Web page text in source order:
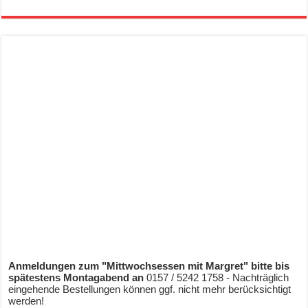
Anmeldungen zum "Mittwochsessen mit Margret" bitte bis
spätestens Montagabend an0157 / 5242 1758 - Nachträglich
eingehende Bestellungen können ggf. nicht mehr berücksichtigt
werden!